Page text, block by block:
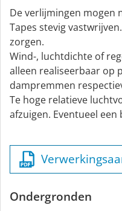
De verlijmingen mogen
Tapes stevig
zorgen.
Wind-, luchtdichte of
alleen realiseerbaar op
dampremmen
Te hoge relatieve
afzuigen. Eventueel
Ondergronden